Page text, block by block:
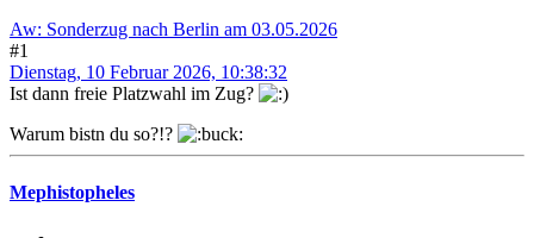
Aw: Sonderzug nach Berlin am 03.05.2026
#1
Dienstag, 10 Februar 2026, 10:38:32
Ist dann freie Platzwahl im Zug?
Warum bistn du so?!?
Mephistopheles